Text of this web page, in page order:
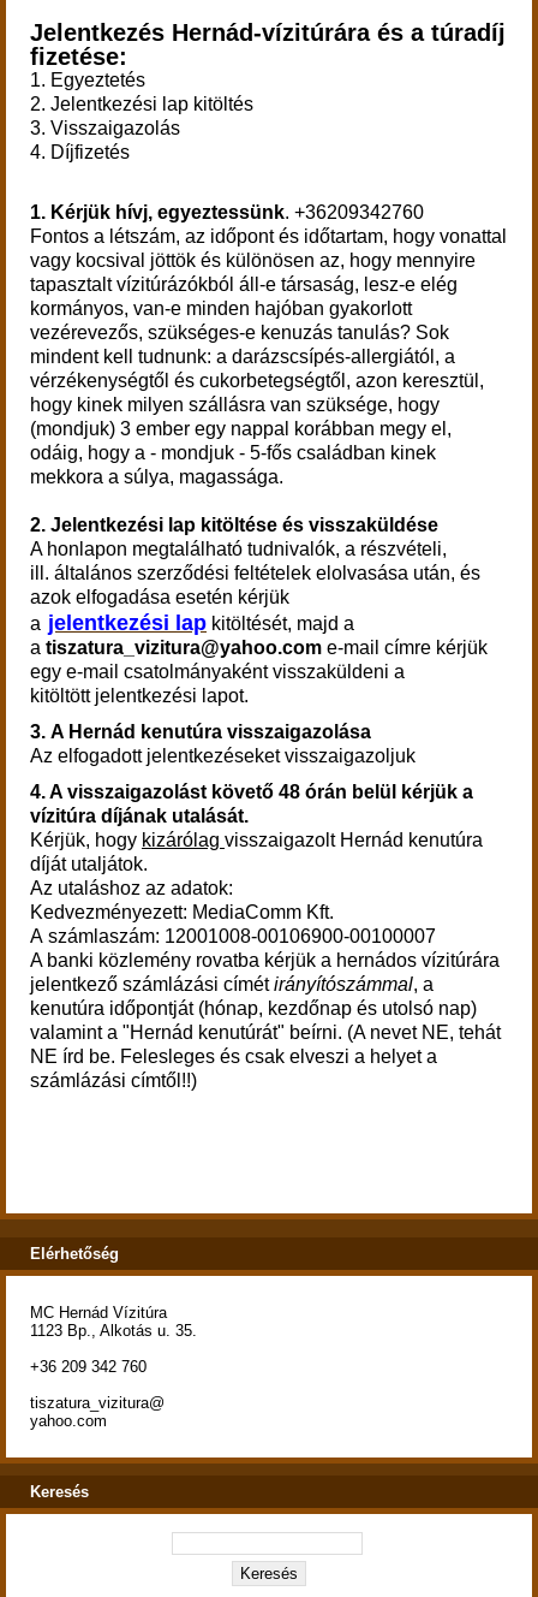
Jelentkezés Hernád-vízitúrára és a túradíj
fizetése:
1. Egyeztetés
2. Jelentkezési lap kitöltés
3. Visszaigazolás
4. Díjfizetés
1. Kérjük hívj, egyeztessünk. +36209342760
Fontos a létszám, az időpont és időtartam, hogy vonattal
vagy kocsival jöttök és különösen az, hogy mennyire
tapasztalt vízitúrázókból áll-e társaság, lesz-e elég
kormányos, van-e minden hajóban gyakorlott
vezérevezős, szükséges-e kenuzás tanulás? Sok
mindent kell tudnunk: a darázscsípés-allergiától, a
vérzékenységtől és cukorbetegségtől, azon keresztül,
hogy kinek milyen szállásra van szüksége, hogy
(mondjuk) 3 ember egy nappal korábban megy el,
odáig, hogy a - mondjuk - 5-fős családban kinek
mekkora a súlya, magassága.
2. Jelentkezési lap kitöltése és visszaküldése
A honlapon megtalálható tudnivalók, a részvételi,
ill. általános szerződési feltételek elolvasása után, és
azok elfogadása esetén kérjük
a jelentkezési lap kitöltését, majd a
a tiszatura_vizitura@yahoo.com e-mail címre kérjük
egy e-mail csatolmányaként visszaküldeni a
kitöltött jelentkezési lapot.
3. A Hernád kenutúra visszaigazolása
Az elfogadott jelentkezéseket visszaigazoljuk
4. A visszaigazolást követő 48 órán belül kérjük a
vízitúra díjának utalását.
Kérjük, hogy kizárólag visszaigazolt Hernád kenutúra
díját utaljátok.
Az utaláshoz az adatok:
Kedvezményezett: MediaComm Kft.
A számlaszám: 12001008-00106900-00100007
A banki közlemény rovatba kérjük a hernádos vízitúrára
jelentkező számlázási címétirányítószámmal, a
kenutúra időpontját (hónap, kezdőnap és utolsó nap)
valamint a "Hernád kenutúrát" beírni. (A nevet NE, tehát
NE írd be. Felesleges és csak elveszi a helyet a
számlázási címtől!!)
Elérhetőség
MC Hernád Vízitúra
1123 Bp., Alkotás u. 35.
+36 209 342 760
tiszatura_vizitura@
yahoo.com
Keresés